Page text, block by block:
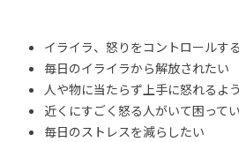
イライラ、怒りをコントロールす
毎日のイライラから解放されたい
人や物に当たらず上手に怒れるよ
近くにすごく怒る人がいて困って
毎日のストレスを減らしたい